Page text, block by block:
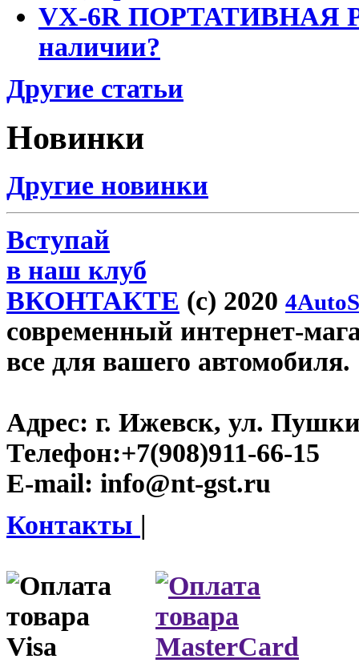
VX-6R ПОРТАТИВНАЯ
наличии?
Другие статьи
Новинки
Другие новинки
Вступай
в наш клуб
ВКОНТАКТЕ (c) 2020
современный интернет-
все для вашего автомобиля.
Адрес: г. Ижевск, ул.
Телефон:+7(908)911-66-15
E-mail: info@nt-gst.ru
Контакты |